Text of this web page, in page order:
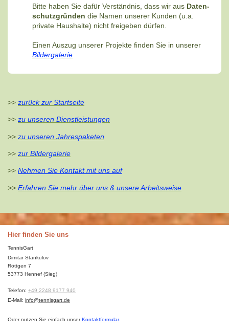
Bitte haben Sie dafür Verständnis, dass wir aus Daten-
schutzgründen die Namen unserer Kunden (u.a.
private Haushalte) nicht freigeben dürfen.
Einen Auszug unserer Projekte finden Sie in unserer
Bildergalerie
>> zurück zur Startseite
>> zu unseren Dienstleistungen
>> zu unseren Jahrespaketen
>> zur Bildergalerie
>> Nehmen Sie Kontakt mit uns auf
>> Erfahren Sie mehr über uns & unsere Arbeitsweise
Hier finden Sie uns
TennisGart
Dimitar Stankulov
Röttgen 7
53773 Hennef (Sieg)
Telefon: +49 2248 9177 940
E-Mail: info@tennisgart.de
Oder nutzen Sie einfach unser Kontaktformular.